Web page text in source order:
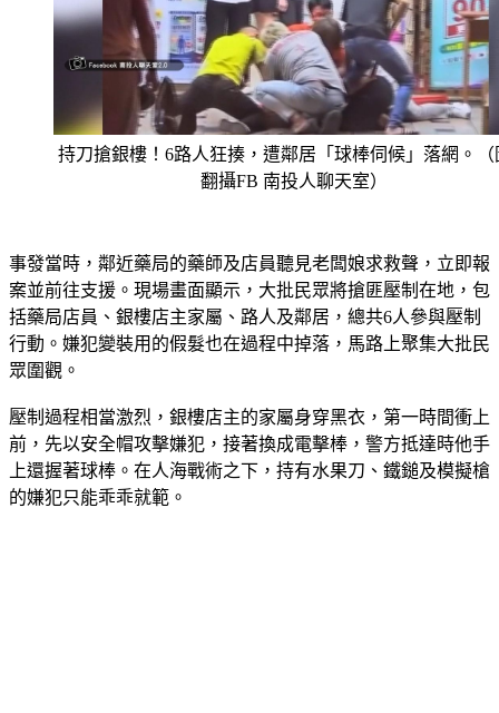
持刀搶銀樓！6路人狂揍，遭鄰居「球棒伺候」落網。（
翻攝FB 南投人聊天室）
事發當時，鄰近藥局的藥師及店員聽見老闆娘求救聲，立即報
案並前往支援。現場畫面顯示，大批民眾將搶匪壓制在地，包
括藥局店員、銀樓店主家屬、路人及鄰居，總共6人參與壓制
行動。嫌犯變裝用的假髮也在過程中掉落，馬路上聚集大批民
眾圍觀。
壓制過程相當激烈，銀樓店主的家屬身穿黑衣，第一時間衝上
前，先以安全帽攻擊嫌犯，接著換成電擊棒，警方抵達時他手
上還握著球棒。在人海戰術之下，持有水果刀、鐵鎚及模擬槍
的嫌犯只能乖乖就範。